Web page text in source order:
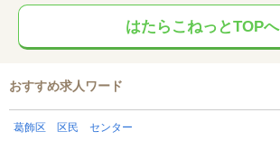
はたらこねっとTOPへ
おすすめ求人ワード
葛飾区 区民 センター